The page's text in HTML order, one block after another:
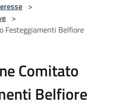
>
>
Festeggiamenti Belfiore
Comitato
Belfiore